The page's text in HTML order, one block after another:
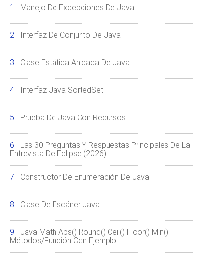
Manejo De Excepciones De Java
Interfaz De Conjunto De Java
Clase Estática Anidada De Java
Interfaz Java SortedSet
Prueba De Java Con Recursos
Las 30 Preguntas Y Respuestas Principales De La
Entrevista De Eclipse (2026)
Constructor De Enumeración De Java
Clase De Escáner Java
Java Math Abs() Round() Ceil() Floor() Min()
Métodos/función Con Ejemplo